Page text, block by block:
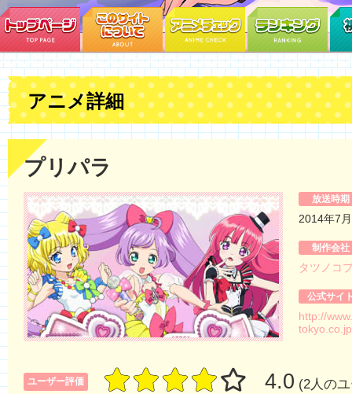
アニメ詳細
プリパラ
放送時期
2014年7
制作会社
タツノコ
公式サイ
http://
ユーザー評価 4.0 (2人の